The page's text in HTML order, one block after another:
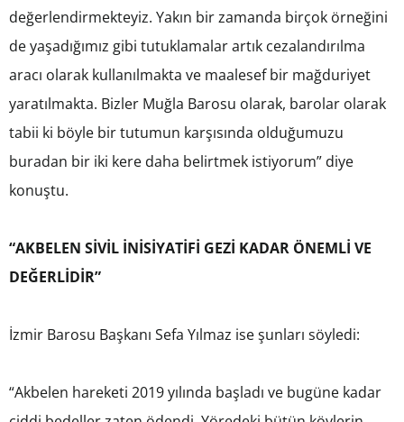
değerlendirmekteyiz. Yakın bir zamanda birçok örneğini
de yaşadığımız gibi tutuklamalar artık cezalandırılma
aracı olarak kullanılmakta ve maalesef bir mağduriyet
yaratılmakta. Bizler Muğla Barosu olarak, barolar olarak
tabii ki böyle bir tutumun karşısında olduğumuzu
buradan bir iki kere daha belirtmek istiyorum” diye
konuştu.
“AKBELEN SİVİL İNİSİYATİFİ GEZİ KADAR ÖNEMLİ VE
DEĞERLİDİR”
İzmir Barosu Başkanı Sefa Yılmaz ise şunları söyledi:
“Akbelen hareketi 2019 yılında başladı ve bugüne kadar